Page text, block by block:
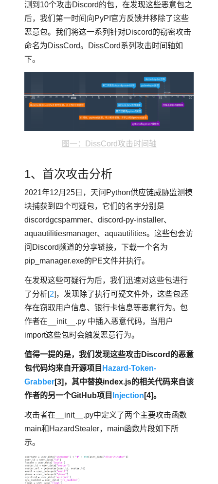
测到10个攻击Discord的包，在发现这些恶意包之
后，我们第一时间向PyPI官方反馈并移除了这些
恶意包。我们将这一系列针对Discord的窃密攻击
命名为DissCord。DissCord系列攻击时间轴如
下。
图一：DissCord攻击时间轴
1、首次攻击分析
2021年12月25日，天问Python供应链威胁监测模
块捕获到四个可疑包，它们的名字分别是
discordgcspammer、discord-py-installer、
aquautilitiesmanager、aquautilities。这些包会访
问Discord频道的分享链接，下载一个名为
pip_manager.exe的PE文件并执行。
在发现这些可疑行为后，我们迅速对这些包进行
了分析[ 2 ]，发现除了执行可疑文件外，这些包还
存在窃取用户信息、银行卡信息等恶意行为。包
作者在__init__.py 中插入恶意代码，当用户
import这些包时会触发恶意行为。
值得一提的是，我们发现这些攻击Discord的恶意
包代码均来自开源项目 Hazard-Token-
Grabber[3]，其中替换index.js的相关代码来自该
作者的另一个GitHub项目 Injection [4]。
攻击者在__init__.py中定义了两个主要攻击函数
main和HazardStealer，main函数片段如下所
示。